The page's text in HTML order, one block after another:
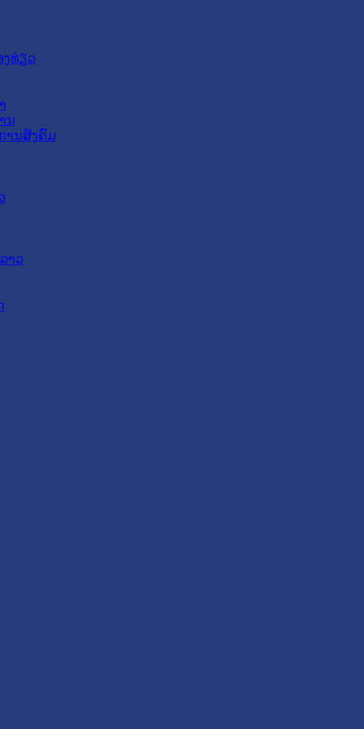
ງທ່ຽວ
ນ
ານສັງຄົມ
າວ